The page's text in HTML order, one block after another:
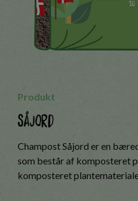
Produkt
Såjord
Champost Såjord er en
som består af komposteret
komposteret